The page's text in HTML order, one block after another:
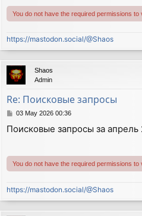
You do not have the required permissions to
https://mastodon.social/@Shaos
Shaos
Admin
Re: Поисковые запросы
P
s
03 May 2026 00:36
Поисковые запросы за апрель
You do not have the required permissions to
https://mastodon.social/@Shaos